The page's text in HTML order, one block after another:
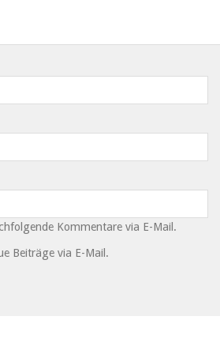
Kommentare via E-Mail.
Beiträge via E-Mail.